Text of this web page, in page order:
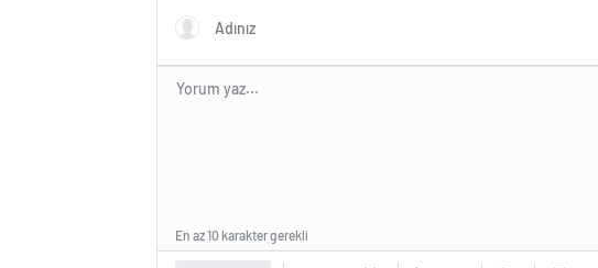
En az 10 karakter gerekli